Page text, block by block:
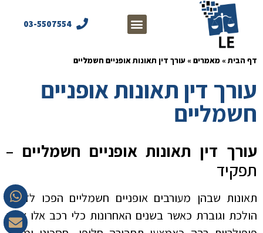
03-5507554
דף הבית » מאמרים » עורך דין תאונות אופניים חשמליים
עורך דין תאונות אופניים
חשמליים
עורך דין תאונות אופניים חשמליים –
תפקיד
תאונות שבהן מעורבים אופניים חשמליים הפכו לדאגה
הולכת וגוברת כאשר בשנים האחרונות כלי רכב אלו צברו